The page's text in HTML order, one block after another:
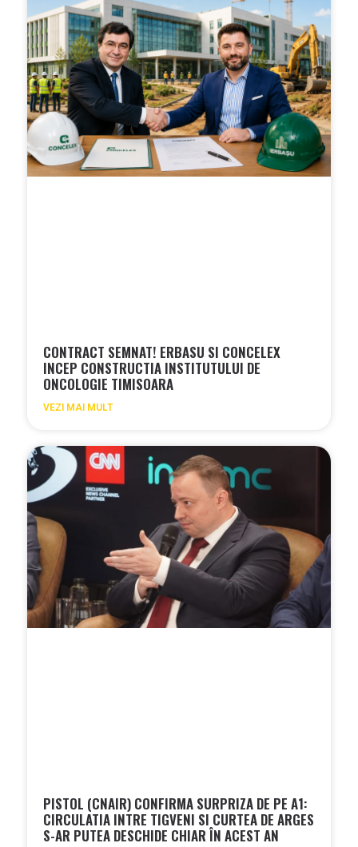
CONTRACT SEMNAT! ERBASU SI CONCELEX
INCEP CONSTRUCTIA INSTITUTULUI DE
ONCOLOGIE TIMISOARA
VEZI MAI MULT
PISTOL (CNAIR) CONFIRMA SURPRIZA DE PE A1:
CIRCULATIA INTRE TIGVENI SI CURTEA DE ARGES
S-AR PUTEA DESCHIDE CHIAR ÎN ACEST AN